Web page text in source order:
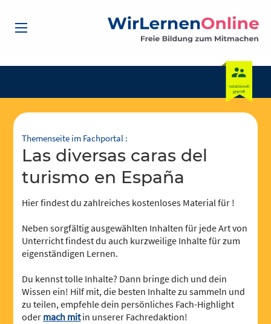
Themenseite im Fachportal :
Las diversas caras del
turismo en España
Hier findest du zahlreiches kostenloses Material für !
Neben sorgfältig ausgewählten Inhalten für jede Art von
Unterricht findest du auch kurzweilige Inhalte für zum
eigenständigen Lernen.
Du kennst tolle Inhalte? Dann bringe dich und dein
Wissen ein! Hilf mit, die besten Inhalte zu sammeln und
zu teilen, empfehle dein persönliches Fach-Highlight
oder mach mitin unserer Fachredaktion!